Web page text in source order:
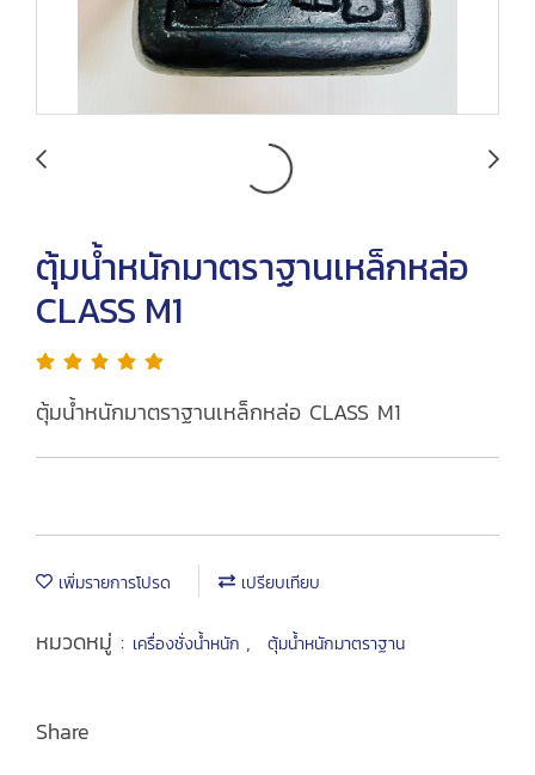
ตุ้มน้ำหนักมาตราฐานเหล็กหล่อ
CLASS M1
ตุ้มน้ำหนักมาตราฐานเหล็กหล่อ CLASS M1
เพิ่มรายการโปรด เปรียบเทียบ
หมวดหมู่ : เครื่องชั่งน้ำหนัก , ตุ้มน้ำหนักมาตราฐาน
Share